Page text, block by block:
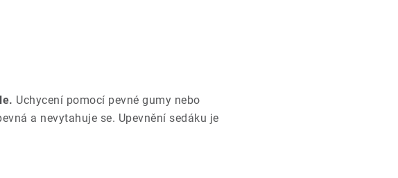
Uchycení pomocí pevné gumy nebo
a nevytahuje se. Upevnění sedáku je